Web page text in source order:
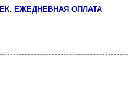
ЕЖЕДНЕВНАЯ ОПЛАТА